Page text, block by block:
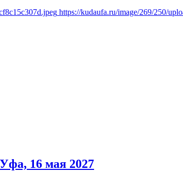
https://kudaufa.ru/image/269/250/
16 мая 2027